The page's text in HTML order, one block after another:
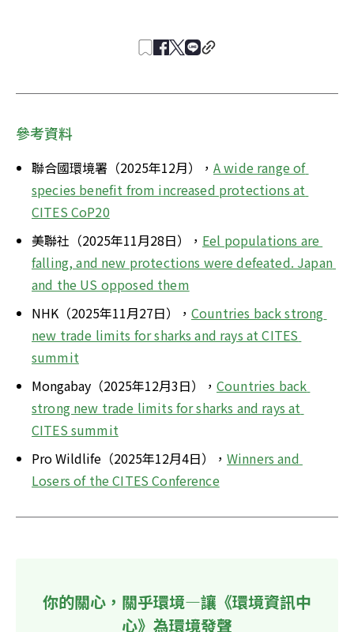
參考資料
聯合國環境署（2025年12月）， A wide range of
species benefit from increased protections at
CITES CoP20
美聯社（2025年11月28日）， Eel populations are
falling, and new protections were defeated. Japan
and the US opposed them
NHK（2025年11月27日）， Countries back strong
new trade limits for sharks and rays at CITES
summit
Mongabay（2025年12月3日）， Countries back
strong new trade limits for sharks and rays at
CITES summit
Pro Wildlife（2025年12月4日）， Winners and
Losers of the CITES Conference
你的關心，關乎環境—讓《環境資訊中
心》為環境發聲